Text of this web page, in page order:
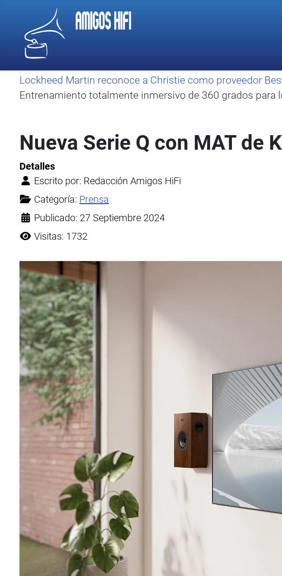
Lockheed Martin reconoce a Christie como proveedor
Entrenamiento totalmente inmersivo de 360 grados para
Nueva Serie Q con MAT de
Detalles
Escrito por: Redacción Amigos HiFi
Categoría: Prensa
Publicado: 27 Septiembre 2024
Visitas: 1732